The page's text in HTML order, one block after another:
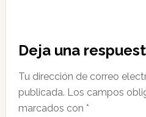
Interacciones
con
los
lectores
Deja una
Tu dirección de correo
publicada. Los campos
marcados con *